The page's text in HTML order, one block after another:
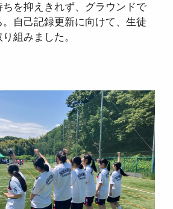
を抑えきれず、グラウンドで
自己記録更新に向けて、生徒
組みました。